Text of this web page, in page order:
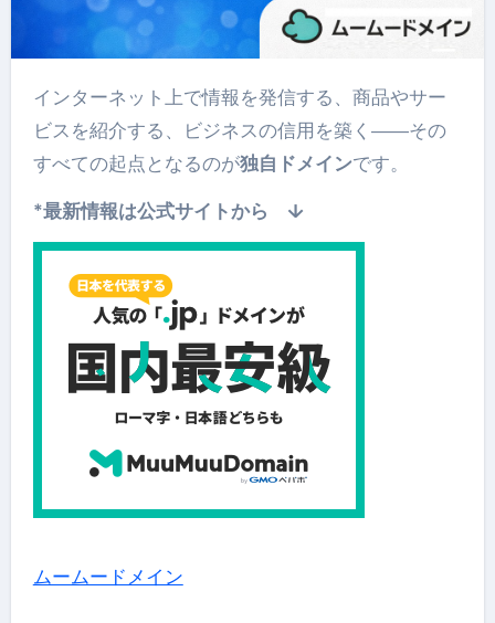
インターネット上で情報を発信する、商品やサー
ビスを紹介する、ビジネスの信用を築く――その
すべての起点となるのが独自ドメインです。
*最新情報は公式サイトから ↓
ムームードメイン